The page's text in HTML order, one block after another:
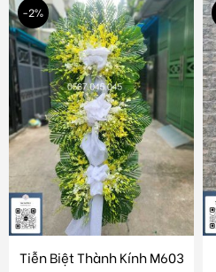
-2%
Tiễn Biệt Thành Kính M603